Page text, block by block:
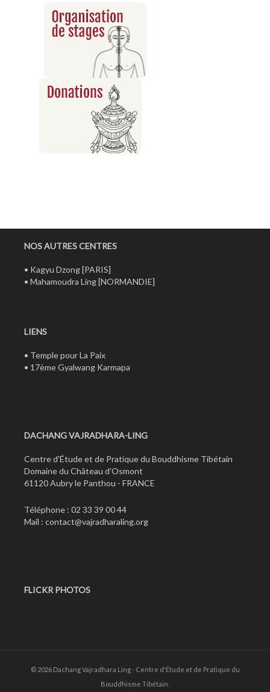
NOS AUTRES CENTRES
• Kagyu Dzong[PARIS]
• Mahamoudra Ling[NORMANDIE]
LIENS
• Temple pour La Paix
• 17ème Gyalwang Karmapa
DACHANG VAJRADHARA-LING
Centre d'Étude et de Pratique du Bouddhisme Tibétain
Domaine du Château d'Osmont
61120 Aubry le Panthou - FRANCE
Téléphone : 02 33 39 00 44
Mail : contact@vajradharaling.org
FLICKR PHOTOS
© 2026 Dachang Vajradhara Ling - Centre d'Étude et de Pratique du
Bouddhisme Tibétain.